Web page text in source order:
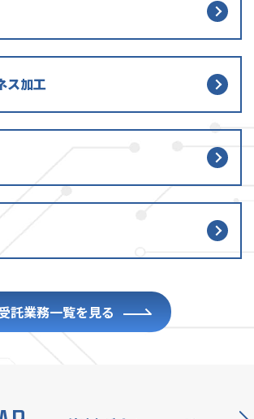
ス加工
託業務一覧を見る